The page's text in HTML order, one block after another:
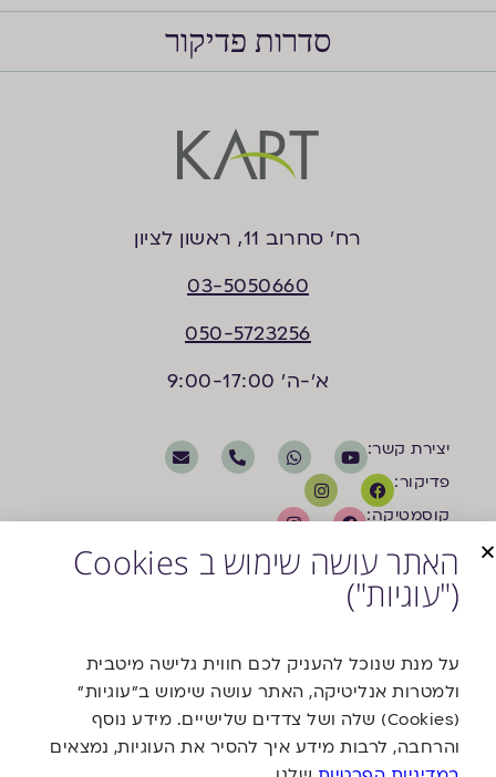
סדרות פדיקור
רח’ סחרוב 11, ראשון לציון
03-5050660
050-5723256
א'-ה' 9:00-17:00
יצירת קשר:
פדיקור:
קוסמטיקה:
משרד פרסום
האתר עושה שימוש ב Cookies
("עוגיות")
על מנת שנוכל להעניק לכם חווית גלישה מיטבית
ולמטרות אנליטיקה, האתר עושה שימוש ב"עוגיות"
(Cookies) שלה ושל צדדים שלישיים. מידע נוסף
והרחבה, לרבות מידע איך להסיר את העוגיות, נמצאים